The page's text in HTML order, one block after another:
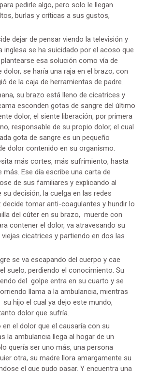
pedirle algo, pero solo le llegan
burlas y críticas a sus gustos,
dejar de pensar viendo la televisión y
inglesa se ha suicidado por el acoso que
esa solución como vía de
dolor, se haría una raja en el brazo, con
de la caja de herramientas de padre.
su brazo está lleno de cicatrices y
esconden gotas de sangre del último
dolor, el siente liberación, por primera
responsable de su propio dolor, el cual
gota de sangre es un pequeño
dolor contenido en su organismo.
más cortes, más sufrimiento, hasta
más. Ese día escribe una carta de
de sus familiares y explicando al
su decisión, la cuelga en las redes
tomar anti-coagulantes y hundir lo
del cúter en su brazo, muerde con
contener el dolor, va atravesando su
cicatrices y partiendo en dos las
se va escapando del cuerpo y cae
suelo, perdiendo el conocimiento. Su
del golpe entra en su cuarto y se
llama a la ambulancia, mientras
hijo el cual ya dejo este mundo,
dolor que sufría.
el dolor que el causaría con su
la ambulancia llega al hogar de un
quería ser uno más, una persona
otra, su madre llora amargamente su
el que pudo pasar. Y encuentra una